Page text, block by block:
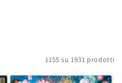
1155 su 1931 prodotti